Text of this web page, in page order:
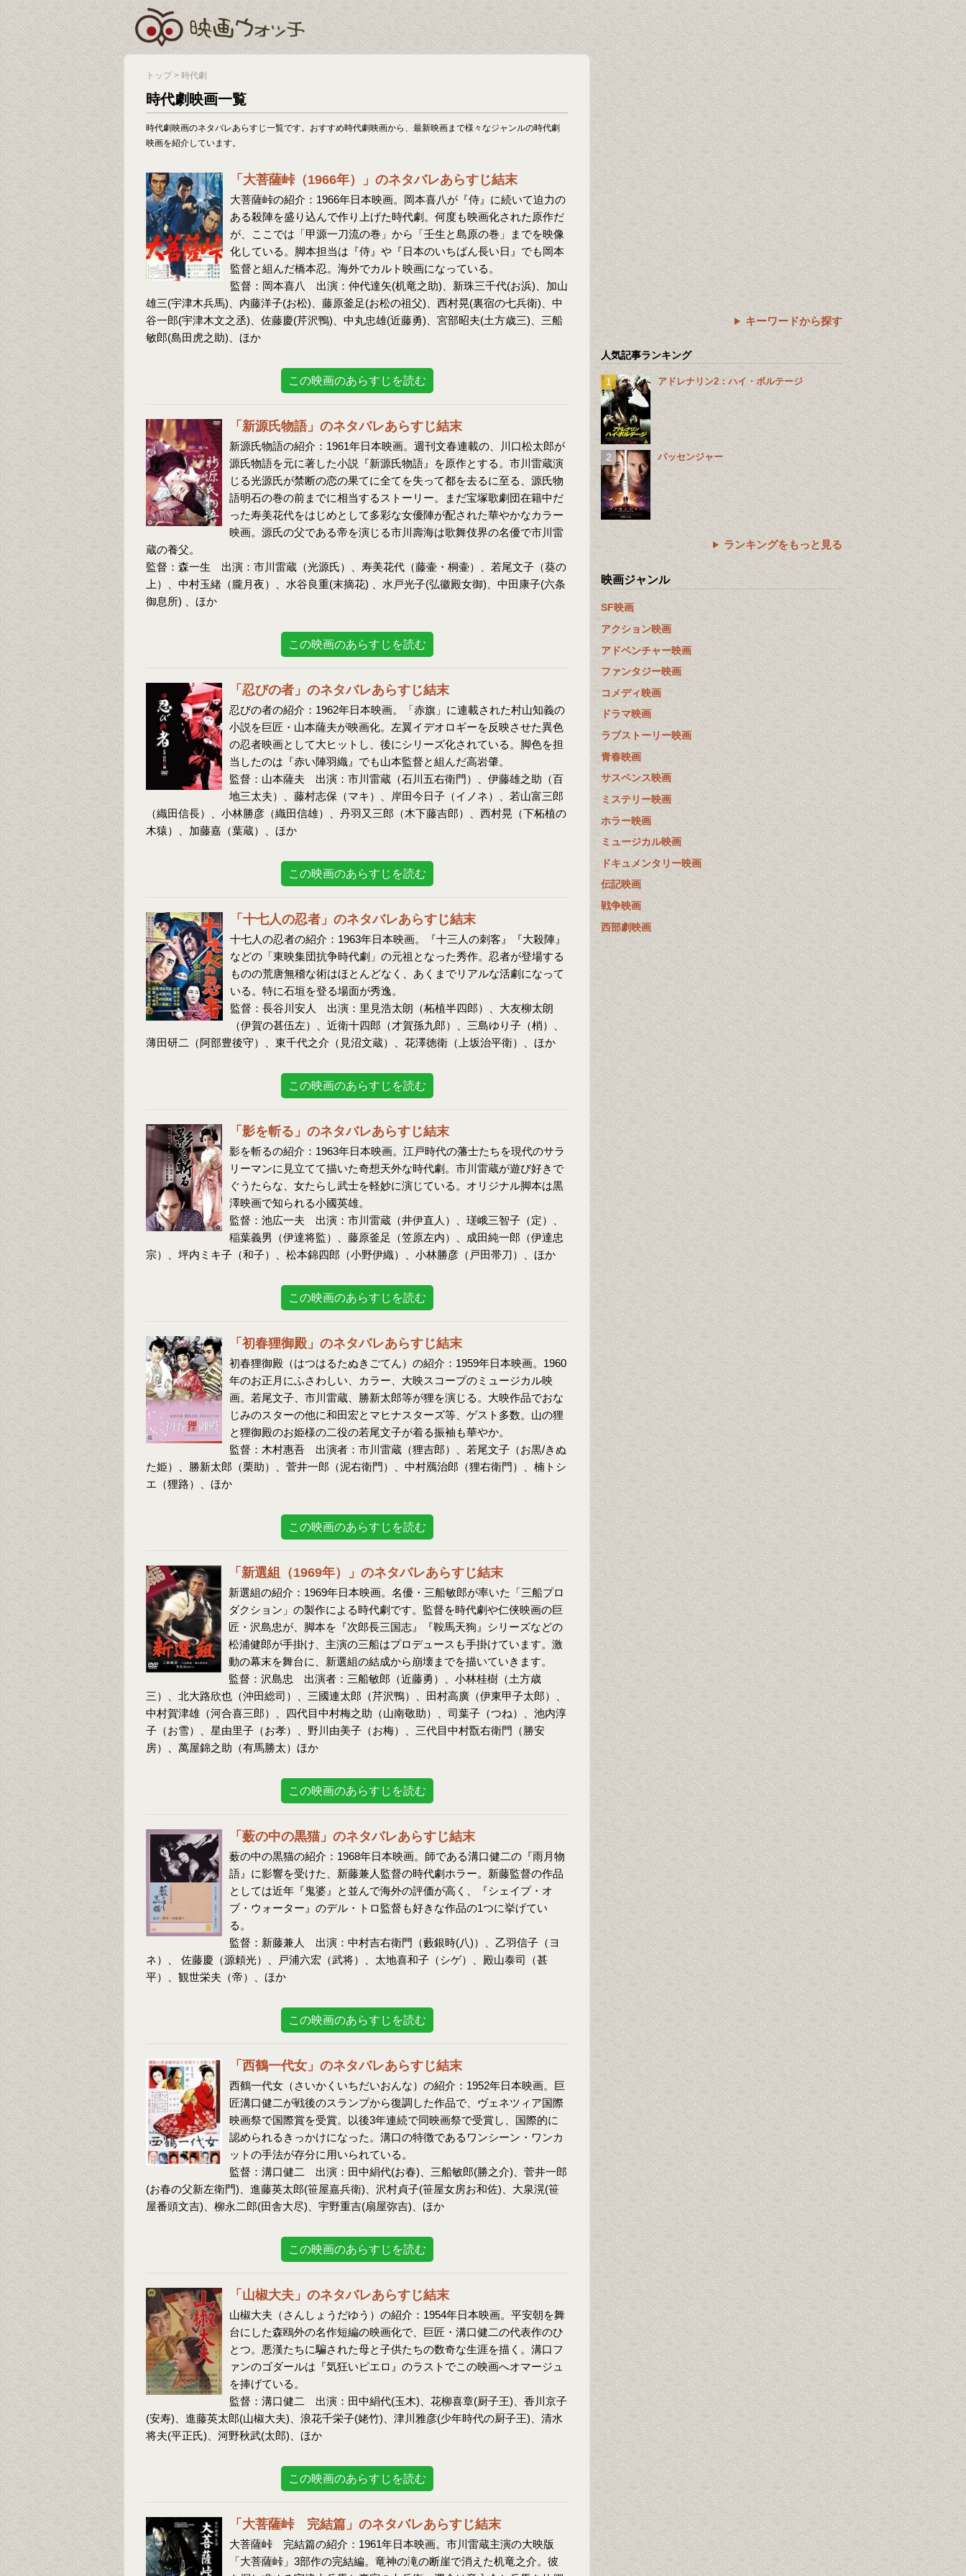
トップ > 時代劇
時代劇映画一覧
時代劇映画のネタバレあらすじ一覧です。おすすめ時代劇映画から、最新映画まで様々なジャンルの時代劇
映画を紹介しています。
「大菩薩峠（1966年）」のネタバレあらすじ結末
大菩薩峠の紹介：1966年日本映画。岡本喜八が『侍』に続いて迫力の
ある殺陣を盛り込んで作り上げた時代劇。何度も映画化された原作だ
が、ここでは「甲源一刀流の巻」から「壬生と島原の巻」までを映像
化している。脚本担当は『侍』や『日本のいちばん長い日』でも岡本
監督と組んだ橋本忍。海外でカルト映画になっている。
監督：岡本喜八 出演：仲代達矢(机竜之助)、新珠三千代(お浜)、加山
雄三(宇津木兵馬)、内藤洋子(お松)、藤原釜足(お松の祖父)、西村晃(裏宿の七兵衛)、中
谷一郎(宇津木文之丞)、佐藤慶(芹沢鴨)、中丸忠雄(近藤勇)、宮部昭夫(土方歳三)、三船
敏郎(島田虎之助)、ほか
この映画のあらすじを読む
「新源氏物語」のネタバレあらすじ結末
新源氏物語の紹介：1961年日本映画。週刊文春連載の、川口松太郎が
源氏物語を元に著した小説『新源氏物語』を原作とする。市川雷蔵演
じる光源氏が禁断の恋の果てに全てを失って都を去るに至る、源氏物
語明石の巻の前までに相当するストーリー。まだ宝塚歌劇団在籍中だ
った寿美花代をはじめとして多彩な女優陣が配された華やかなカラー
映画。源氏の父である帝を演じる市川壽海は歌舞伎界の名優で市川雷
蔵の養父。
監督：森一生 出演：市川雷蔵（光源氏）、寿美花代（藤壷・桐壷）、若尾文子（葵の
上）、中村玉緒（朧月夜）、水谷良重(末摘花) 、水戸光子(弘徽殿女御)、中田康子(六条
御息所) 、ほか
この映画のあらすじを読む
「忍びの者」のネタバレあらすじ結末
忍びの者の紹介：1962年日本映画。「赤旗」に連載された村山知義の
小説を巨匠・山本薩夫が映画化。左翼イデオロギーを反映させた異色
の忍者映画として大ヒットし、後にシリーズ化されている。脚色を担
当したのは『赤い陣羽織』でも山本監督と組んだ高岩肇。
監督：山本薩夫 出演：市川雷蔵（石川五右衛門）、伊藤雄之助（百
地三太夫）、藤村志保（マキ）、岸田今日子（イノネ）、若山富三郎
（織田信長）、小林勝彦（織田信雄）、丹羽又三郎（木下藤吉郎）、西村晃（下柘植の
木猿）、加藤嘉（葉蔵）、ほか
この映画のあらすじを読む
「十七人の忍者」のネタバレあらすじ結末
十七人の忍者の紹介：1963年日本映画。『十三人の刺客』『大殺陣』
などの「東映集団抗争時代劇」の元祖となった秀作。忍者が登場する
ものの荒唐無稽な術はほとんどなく、あくまでリアルな活劇になって
いる。特に石垣を登る場面が秀逸。
監督：長谷川安人 出演：里見浩太朗（柘植半四郎）、大友柳太朗
（伊賀の甚伍左）、近衛十四郎（才賀孫九郎）、三島ゆり子（梢）、
薄田研二（阿部豊後守）、東千代之介（見沼文蔵）、花澤徳衛（上坂治平衛）、ほか
この映画のあらすじを読む
「影を斬る」のネタバレあらすじ結末
影を斬るの紹介：1963年日本映画。江戸時代の藩士たちを現代のサラ
リーマンに見立てて描いた奇想天外な時代劇。市川雷蔵が遊び好きで
ぐうたらな、女たらし武士を軽妙に演じている。オリジナル脚本は黒
澤映画で知られる小國英雄。
監督：池広一夫 出演：市川雷蔵（井伊直人）、瑳峨三智子（定）、
稲葉義男（伊達将監）、藤原釜足（笠原左内）、成田純一郎（伊達忠
宗）、坪内ミキ子（和子）、松本錦四郎（小野伊織）、小林勝彦（戸田帯刀）、ほか
この映画のあらすじを読む
「初春狸御殿」のネタバレあらすじ結末
初春狸御殿（はつはるたぬきごてん）の紹介：1959年日本映画。1960
年のお正月にふさわしい、カラー、大映スコープのミュージカル映
画。若尾文子、市川雷蔵、勝新太郎等が狸を演じる。大映作品でおな
じみのスターの他に和田宏とマヒナスターズ等、ゲスト多数。山の狸
と狸御殿のお姫様の二役の若尾文子が着る振袖も華やか。
監督：木村惠吾 出演者：市川雷蔵（狸吉郎）、若尾文子（お黒/きぬ
た姫）、勝新太郎（栗助）、菅井一郎（泥右衛門）、中村鴈治郎（狸右衛門）、楠トシ
エ（狸路）、ほか
この映画のあらすじを読む
「新選組（1969年）」のネタバレあらすじ結末
新選組の紹介：1969年日本映画。名優・三船敏郎が率いた「三船プロ
ダクション」の製作による時代劇です。監督を時代劇や仁侠映画の巨
匠・沢島忠が、脚本を『次郎長三国志』『鞍馬天狗』シリーズなどの
松浦健郎が手掛け、主演の三船はプロデュースも手掛けています。激
動の幕末を舞台に、新選組の結成から崩壊までを描いていきます。
監督：沢島忠 出演者：三船敏郎（近藤勇）、小林桂樹（土方歳
三）、北大路欣也（沖田総司）、三國連太郎（芹沢鴨）、田村高廣（伊東甲子太郎）、
中村賀津雄（河合喜三郎）、四代目中村梅之助（山南敬助）、司葉子（つね）、池内淳
子（お雪）、星由里子（お孝）、野川由美子（お梅）、三代目中村翫右衛門（勝安
房）、萬屋錦之助（有馬勝太）ほか
この映画のあらすじを読む
「薮の中の黒猫」のネタバレあらすじ結末
薮の中の黒猫の紹介：1968年日本映画。師である溝口健二の『雨月物
語』に影響を受けた、新藤兼人監督の時代劇ホラー。新藤監督の作品
としては近年『鬼婆』と並んで海外の評価が高く、『シェイプ・オ
ブ・ウォーター』のデル・トロ監督も好きな作品の1つに挙げてい
る。
監督：新藤兼人 出演：中村吉右衛門（藪銀時(八)）、乙羽信子（ヨ
ネ）、 佐藤慶（源頼光）、戸浦六宏（武将）、太地喜和子（シゲ）、殿山泰司（甚
平）、観世栄夫（帝）、ほか
この映画のあらすじを読む
「西鶴一代女」のネタバレあらすじ結末
西鶴一代女（さいかくいちだいおんな）の紹介：1952年日本映画。巨
匠溝口健二が戦後のスランプから復調した作品で、ヴェネツィア国際
映画祭で国際賞を受賞。以後3年連続で同映画祭で受賞し、国際的に
認められるきっかけになった。溝口の特徴であるワンシーン・ワンカ
ットの手法が存分に用いられている。
監督：溝口健二 出演：田中絹代(お春)、三船敏郎(勝之介)、菅井一郎
(お春の父新左衛門)、進藤英太郎(笹屋嘉兵衛)、沢村貞子(笹屋女房お和佐)、大泉滉(笹
屋番頭文吉)、柳永二郎(田舎大尽)、宇野重吉(扇屋弥吉)、ほか
この映画のあらすじを読む
「山椒大夫」のネタバレあらすじ結末
山椒大夫（さんしょうだゆう）の紹介：1954年日本映画。平安朝を舞
台にした森鴎外の名作短編の映画化で、巨匠・溝口健二の代表作のひ
とつ。悪漢たちに騙された母と子供たちの数奇な生涯を描く。溝口フ
ァンのゴダールは『気狂いピエロ』のラストでこの映画へオマージュ
を捧げている。
監督：溝口健二 出演：田中絹代(玉木)、花柳喜章(厨子王)、香川京子
(安寿)、進藤英太郎(山椒大夫)、浪花千栄子(姥竹)、津川雅彦(少年時代の厨子王)、清水
将夫(平正氏)、河野秋武(太郎)、ほか
この映画のあらすじを読む
「大菩薩峠 完結篇」のネタバレあらすじ結末
大菩薩峠 完結篇の紹介：1961年日本映画。市川雷蔵主演の大映版
「大菩薩峠」3部作の完結編。竜神の滝の断崖で消えた机竜之介。彼
キーワードから探す
人気記事ランキング
アドレナリン2：ハイ・ボルテージ
パッセンジャー
ランキングをもっと見る
映画ジャンル
SF映画
アクション映画
アドベンチャー映画
ファンタジー映画
コメディ映画
ドラマ映画
ラブストーリー映画
青春映画
サスペンス映画
ミステリー映画
ホラー映画
ミュージカル映画
ドキュメンタリー映画
伝記映画
戦争映画
西部劇映画